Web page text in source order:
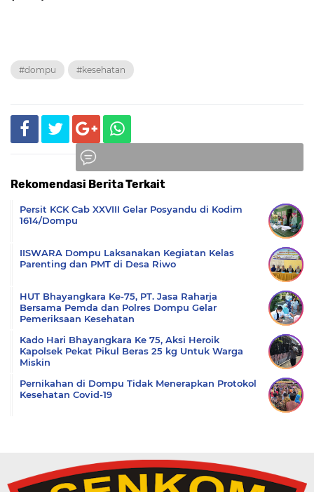
#dompu #kesehatan
Rekomendasi Berita Terkait
Persit KCK Cab XXVIII Gelar Posyandu di Kodim
1614/Dompu
IISWARA Dompu Laksanakan Kegiatan Kelas
Parenting dan PMT di Desa Riwo
HUT Bhayangkara Ke-75, PT. Jasa Raharja
Bersama Pemda dan Polres Dompu Gelar
Pemeriksaan Kesehatan
Kado Hari Bhayangkara Ke 75, Aksi Heroik
Kapolsek Pekat Pikul Beras 25 kg Untuk Warga
Miskin
Pernikahan di Dompu Tidak Menerapkan Protokol
Kesehatan Covid-19